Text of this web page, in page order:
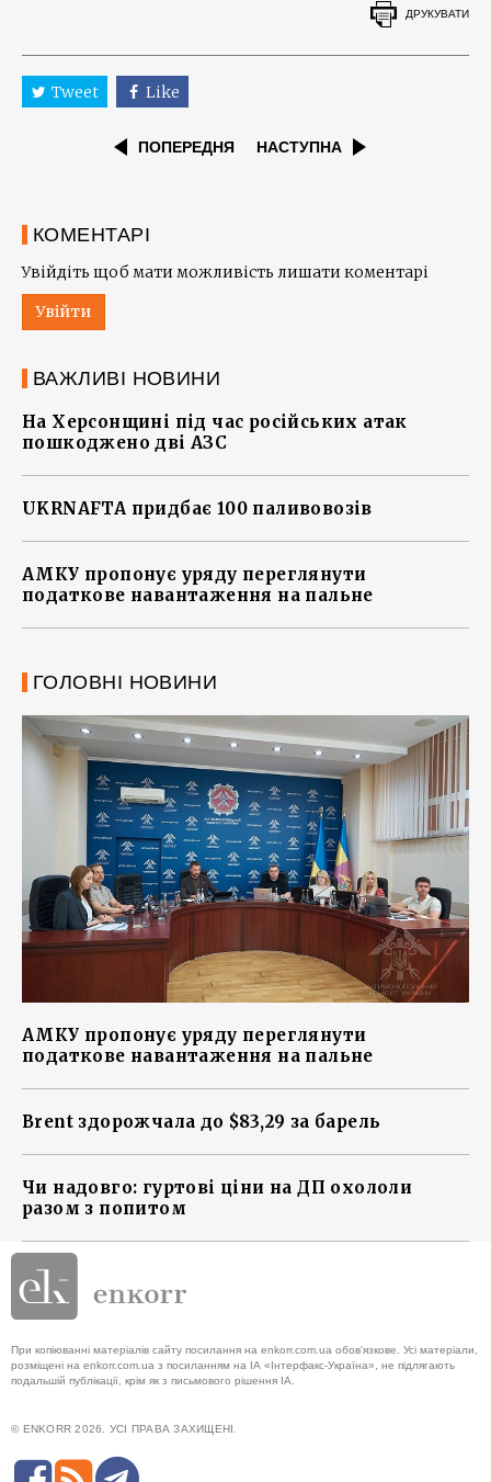
ДРУКУВАТИ
Tweet Like
ПОПЕРЕДНЯ НАСТУПНА
КОМЕНТАРІ
Увійдіть щоб мати можливість лишати коментарі
Увійти
ВАЖЛИВІ НОВИНИ
На Херсонщині під час російських атак
пошкоджено дві АЗС
UKRNAFTA придбає 100 паливовозів
АМКУ пропонує уряду переглянути
податкове навантаження на пальне
ГОЛОВНІ НОВИНИ
АМКУ пропонує уряду переглянути
податкове навантаження на пальне
Brent здорожчала до $83,29 за барель
Чи надовго: гуртові ціни на ДП охололи
разом з попитом
При копіюванні матеріалів сайту посилання на enkorr.com.ua обов'язкове. Усі матеріали,
розміщені на enkorr.com.ua з посиланням на ІА «Інтерфакс-Україна», не підлягають
подальшій публікації, крім як з письмового рішення ІА.
© ENKORR 2026. УСІ ПРАВА ЗАХИЩЕНІ.